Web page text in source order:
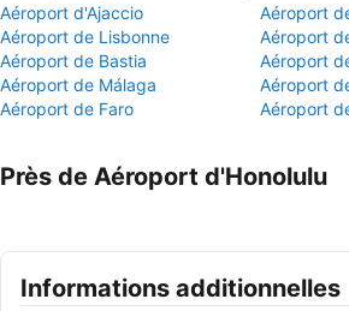
Aéroport d'Ajaccio
Aéroport
Aéroport de Lisbonne
Aéroport
Aéroport de Bastia
Aéroport
Aéroport de Málaga
Aéroport
Aéroport de Faro
Aéroport
Près de Aéroport d'Honolulu
Informations additionnelles